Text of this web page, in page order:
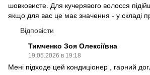
шовковисте. Для кучерявого волосся
якщо для вас це має значення - у складі
Відповісти
Тимченко Зоя Олексіївна
19.05.2026 в 19:18
Мені підходе цей кондиціонер , гарний